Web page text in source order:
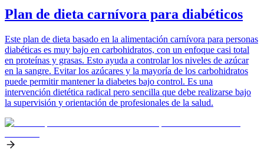
Plan de dieta carnívora para diabéticos
Este plan de dieta basado en la alimentación carnívora para personas
diabéticas es muy bajo en carbohidratos, con un enfoque casi total
en proteínas y grasas. Esto ayuda a controlar los niveles de azúcar
en la sangre. Evitar los azúcares y la mayoría de los carbohidratos
puede permitir mantener la diabetes bajo control. Es una
intervención dietética radical pero sencilla que debe realizarse bajo
la supervisión y orientación de profesionales de la salud.